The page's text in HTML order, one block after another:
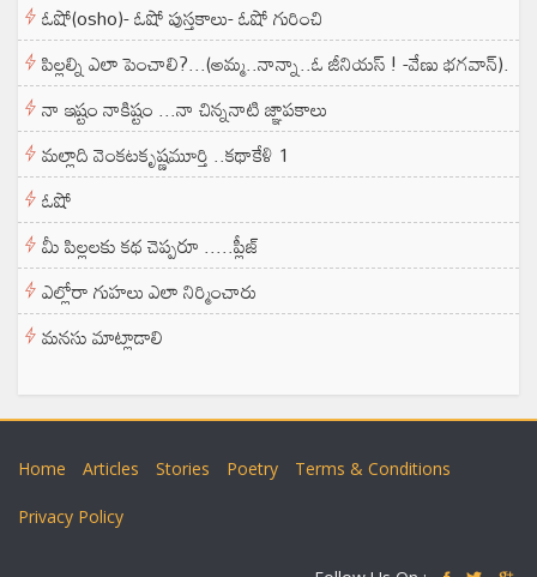
ఓషో(osho)- ఓషో పుస్తకాలు- ఓషో గురించి
పిల్లల్ని ఎలా పెంచాలి?...(అమ్మ..నాన్నా..ఓ జీనియస్ ! -వేణు భగవాన్).
నా ఇష్టం నాకిష్టం ...నా చిన్ననాటి జ్ఞాపకాలు
మల్లాది వెంకటకృష్ణమూర్తి ..కథాకేళి 1
ఓషో
మీ పిల్లలకు కథ చెప్పరూ .....ప్లీజ్
ఎల్లోరా గుహలు ఎలా నిర్మించారు
మనసు మాట్లాడాలి
Home Articles Stories Poetry Terms & Conditions
Privacy Policy